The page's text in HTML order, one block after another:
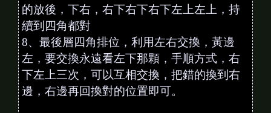
的放後，下右，右下右下右下左上左上，持
續到四角都對
8、最後層四角排位，利用左右交換，黃邊
左，要交換永遠看左下那顆，手順方式，右
下左上三次，可以互相交換，把錯的換到右
邊，右邊再回換對的位置即可。